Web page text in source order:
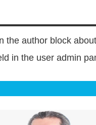
the author block
in the user admin